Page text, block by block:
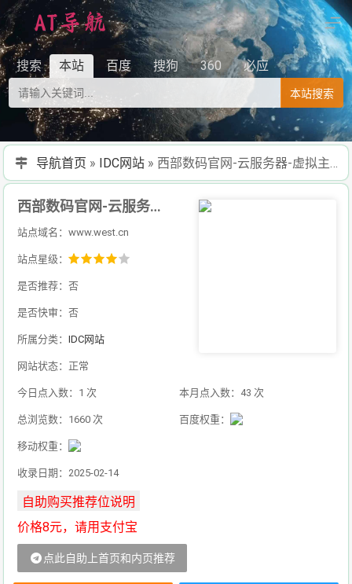
搜索 本站 百度 搜狗 360 必应
本站搜索
导航首页 » IDC网站» 西部数码官网-云服务器-虚拟主机-域名注册,23年知名云服务商！
西部数码官网-云服务器-虚拟主机-域名注册,23年知名云服务商！
站点域名：www.west.cn
站点星级：
是否推荐：否
是否快审：否
所属分类： IDC网站
网站状态：正常
今日点入数：1 次 本月点入数：43 次
总浏览数：1660 次 百度权重：
移动权重：
收录日期：2025-02-14
价格8元，请用支付宝
点此自助上首页和内页推荐